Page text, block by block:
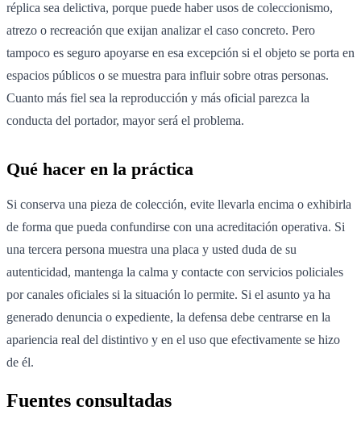
réplica sea delictiva, porque puede haber usos de coleccionismo,
atrezo o recreación que exijan analizar el caso concreto. Pero
tampoco es seguro apoyarse en esa excepción si el objeto se porta en
espacios públicos o se muestra para influir sobre otras personas.
Cuanto más fiel sea la reproducción y más oficial parezca la
conducta del portador, mayor será el problema.
Qué hacer en la práctica
Si conserva una pieza de colección, evite llevarla encima o exhibirla
de forma que pueda confundirse con una acreditación operativa. Si
una tercera persona muestra una placa y usted duda de su
autenticidad, mantenga la calma y contacte con servicios policiales
por canales oficiales si la situación lo permite. Si el asunto ya ha
generado denuncia o expediente, la defensa debe centrarse en la
apariencia real del distintivo y en el uso que efectivamente se hizo
de él.
Fuentes consultadas